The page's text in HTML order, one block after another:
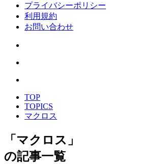
プライバシーポリシー
利用規約
お問い合わせ
TOP
TOPICS
マクロス
「 マクロス 」
の記事一覧